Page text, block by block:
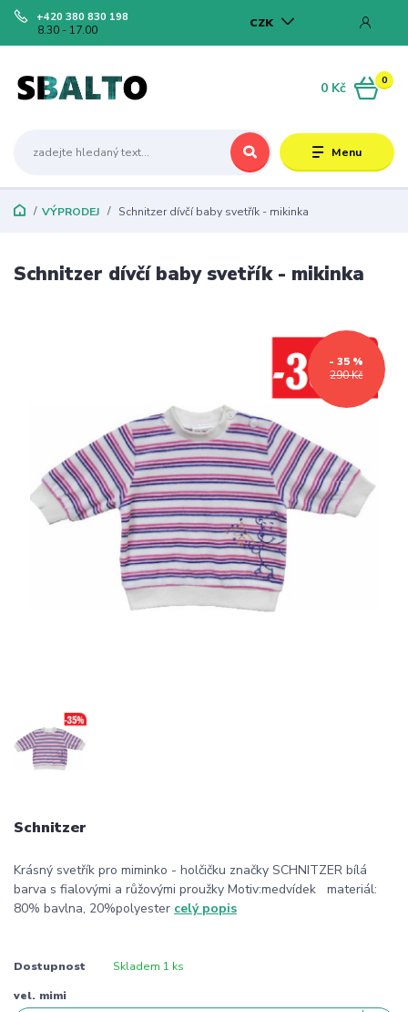
Menu
CZK
+420 380 830 198
8.30 - 17.00
0
0 Kč
VÝPRODEJ Schnitzer dívčí baby svetřík - mikinka
Schnitzer dívčí baby svetřík - mikinka
290 Kč
- 35 %
Schnitzer
Krásný svetřík pro miminko - holčičku značky SCHNITZER bílá
barva s fialovými a růžovými proužky Motiv:medvídek materiál:
80% bavlna, 20%polyester celý popis
Dostupnost Skladem 1 ks
vel. mimi